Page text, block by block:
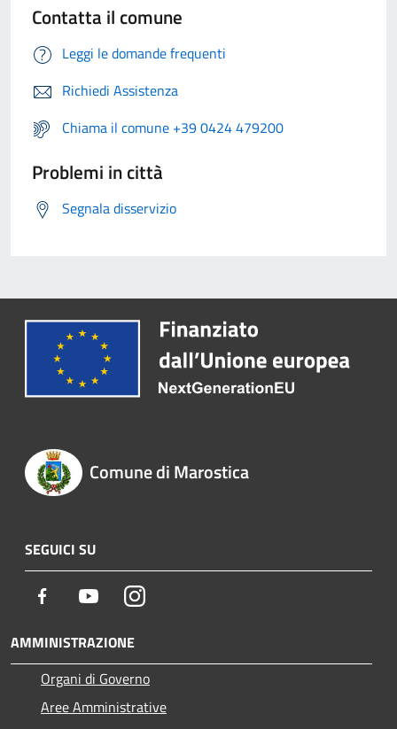
Contatta il comune
Leggi le domande frequenti
Richiedi Assistenza
Chiama il comune +39 0424 479200
Problemi in città
Segnala disservizio
Comune di Marostica
SEGUICI SU
Facebook YoutubeInstagram
AMMINISTRAZIONE
Organi di Governo
Aree Amministrative